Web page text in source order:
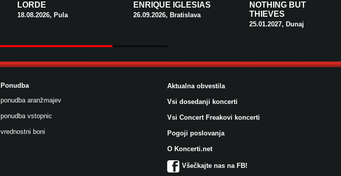
LORDE
18.08.2026, Pula
ENRIQUE IGLESIAS
26.09.2026, Bratislava
NOTHING BUT
THIEVES
25.01.2027, Dunaj
Ponudba
ponudba aranžmajev
ponudba vstopnic
vrednostni boni
Aktualna obvestila
Vsi dosedanji koncerti
Vsi Concert Freakovi koncerti
Pogoji poslovanja
O Koncerti.net
Všečkajte nas na FB!